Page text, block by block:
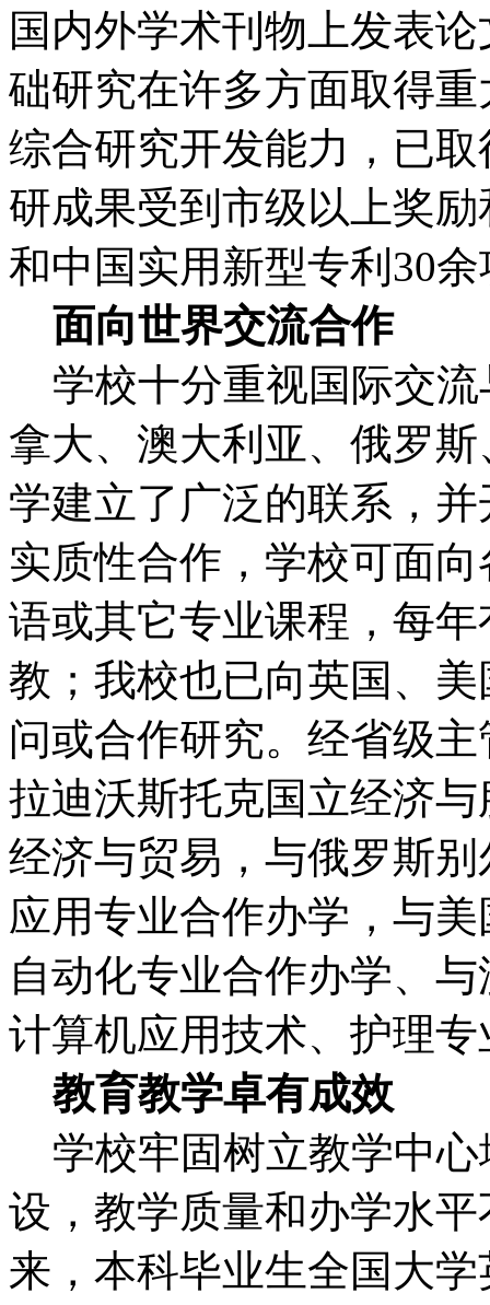
国内外学术刊物上发表
础研究在许多方面取得
综合研究开发能力，已
研成果受到市级以上奖
和中国实用新型专利30
面向世界交流合作
学校十分重视国际交流
拿大、澳大利亚、俄罗
学建立了广泛的联系，
实质性合作，学校可面
语或其它专业课程，每
教；我校也已向英国、
问或合作研究。经省级
拉迪沃斯托克国立经济
经济与贸易，与俄罗斯
应用专业合作办学，与
自动化专业合作办学、
计算机应用技术、护理
教育教学卓有成效
学校牢固树立教学中心
设，教学质量和办学水
来，本科毕业生全国大